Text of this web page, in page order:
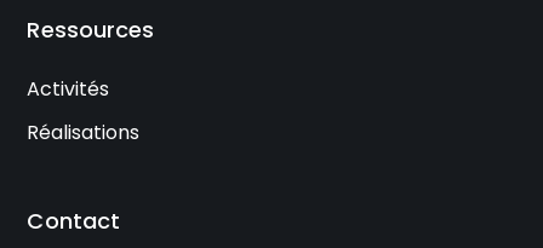
Ressources
Activités
Réalisations
Contact